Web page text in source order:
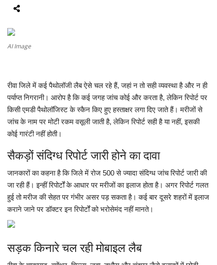
देश
दुनिया
छत्तीसगढ़
मनोरंजन
लाइफस्टाइल
खेल
ब्रेकिंग न्यूज़
व्यापार
टेक न्यूज़
AI Image
रीवा जिले में कई पैथोलॉजी लैब ऐसे चल रहे हैं, जहां न तो सही व्यवस्था है और न ही
पर्याप्त निगरानी। आरोप है कि कई जगह जांच कोई और करता है, लेकिन रिपोर्ट पर
किसी एमडी पैथोलॉजिस्ट के स्कैन किए हुए हस्ताक्षर लगा दिए जाते हैं। मरीजों से
जांच के नाम पर मोटी रकम वसूली जाती है, लेकिन रिपोर्ट सही है या नहीं, इसकी
कोई गारंटी नहीं होती।
सैकड़ों संदिग्ध रिपोर्ट जारी होने का दावा
जानकारों का कहना है कि जिले में रोज 500 से ज्यादा संदिग्ध जांच रिपोर्ट जारी की
जा रही हैं। इन्हीं रिपोर्टों के आधार पर मरीजों का इलाज होता है। अगर रिपोर्ट गलत
हुई तो मरीज की सेहत पर गंभीर असर पड़ सकता है। कई बार दूसरे शहरों में इलाज
कराने जाने पर डॉक्टर इन रिपोर्टों को भरोसेमंद नहीं मानते।
सड़क किनारे चल रही मोबाइल लैब